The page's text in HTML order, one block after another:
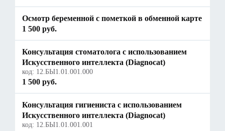
Осмотр беременной с пометкой в обменной карте
1 500 руб.
Консультация стоматолога с использованием
Искусственного интеллекта (Diagnocat)
код: 12.БЫ1.01.001.000
1 500 руб.
Консультация гигиениста с использованием
Искусственного интеллекта (Diagnocat)
код: 12.БЫ1.01.001.001